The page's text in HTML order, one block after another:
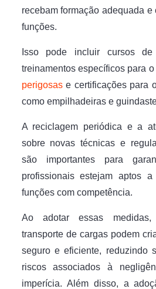
recebam formação adequada
funções.
Isso pode incluir cursos de
treinamentos específicos para o
perigosase certificações para
como empilhadeiras e
A reciclagem periódica e a
sobre novas técnicas e
são importantes para
profissionais estejam aptos
funções com competência.
Ao adotar essas
transporte de cargas podem
seguro e eficiente, reduzindo
riscos associados à
imperícia. Além disso, a